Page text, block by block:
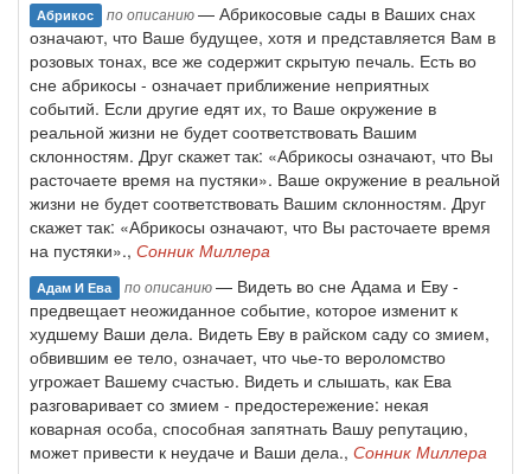
Абрикос по описанию— Абрикосовые сады в Ваших снах
означают, что Ваше будущее, хотя и представляется Вам в
розовых тонах, все же содержит скрытую печаль. Есть во
сне абрикосы - означает приближение неприятных
событий. Если другие едят их, то Ваше окружение в
реальной жизни не будет соответствовать Вашим
склонностям. Друг скажет так: «Абрикосы означают, что Вы
расточаете время на пустяки». Ваше окружение в реальной
жизни не будет соответствовать Вашим склонностям. Друг
скажет так: «Абрикосы означают, что Вы расточаете время
на пустяки»., Сонник Миллера
Адам И Ева по описанию— Видеть во сне Адама и Еву -
предвещает неожиданное событие, которое изменит к
худшему Ваши дела. Видеть Еву в райском саду со змием,
обвившим ее тело, означает, что чье-то вероломство
угрожает Вашему счастью. Видеть и слышать, как Ева
разговаривает со змием - предостережение: некая
коварная особа, способная запятнать Вашу репутацию,
может привести к неудаче и Ваши дела., Сонник Миллера